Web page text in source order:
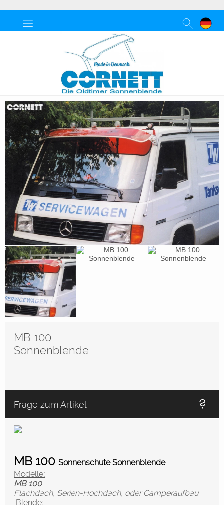
MB 100
Sonnenblende
Frage zum Artikel
MB 100 Sonnenschute Sonnenblende
Modelle:
MB 100
Flachdach, Serien-Hochdach, oder Camperaufbau
Blende: